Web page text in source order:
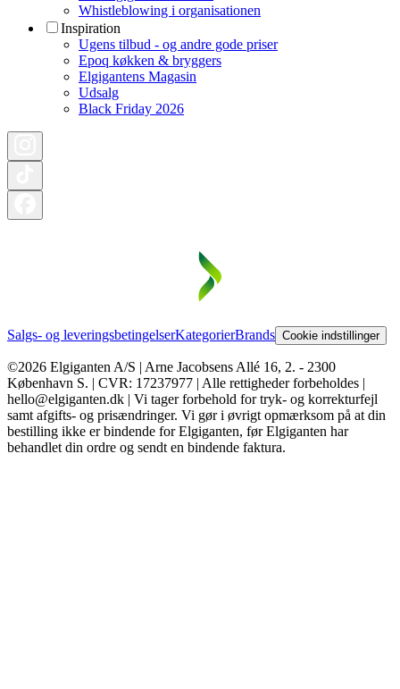
Whistleblowing i organisationen
Inspiration
Ugens tilbud - og andre gode priser
Epoq køkken & bryggers
Elgigantens Magasin
Udsalg
Black Friday 2026
Salgs- og leveringsbetingelserKategorierBrands Cookie indstillinger
©2026 Elgiganten A/S | Arne Jacobsens Allé 16, 2. - 2300
København S. | CVR: 17237977 | Alle rettigheder forbeholdes |
hello@elgiganten.dk | Vi tager forbehold for tryk- og korrekturfejl
samt afgifts- og prisændringer. Vi gør i øvrigt opmærksom på at din
bestilling ikke er bindende for Elgiganten, før Elgiganten har
behandlet din ordre og sendt en bindende faktura.